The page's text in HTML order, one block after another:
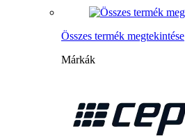
Összes termék megtekintése
Márkák